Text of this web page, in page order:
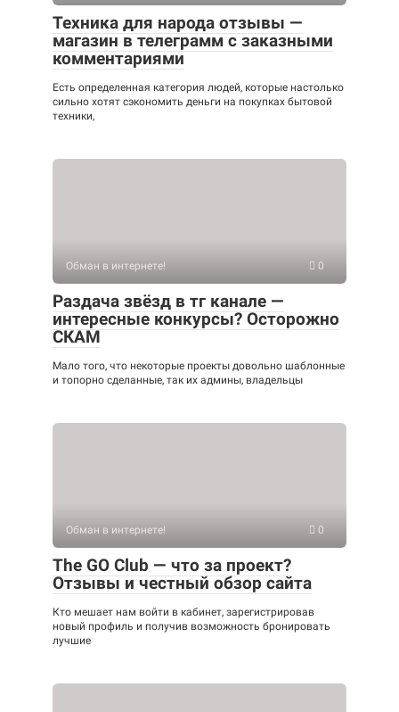
Техника для народа отзывы —
магазин в телеграмм с заказными
комментариями
Есть определенная категория людей, которые настолько
сильно хотят сэкономить деньги на покупках бытовой
техники,
Обман в интернете! 0
Раздача звёзд в тг канале —
интересные конкурсы? Осторожно
СКАМ
Мало того, что некоторые проекты довольно шаблонные
и топорно сделанные, так их админы, владельцы
Обман в интернете! 0
The GO Club — что за проект?
Отзывы и честный обзор сайта
Кто мешает нам войти в кабинет, зарегистрировав
новый профиль и получив возможность бронировать
лучшие